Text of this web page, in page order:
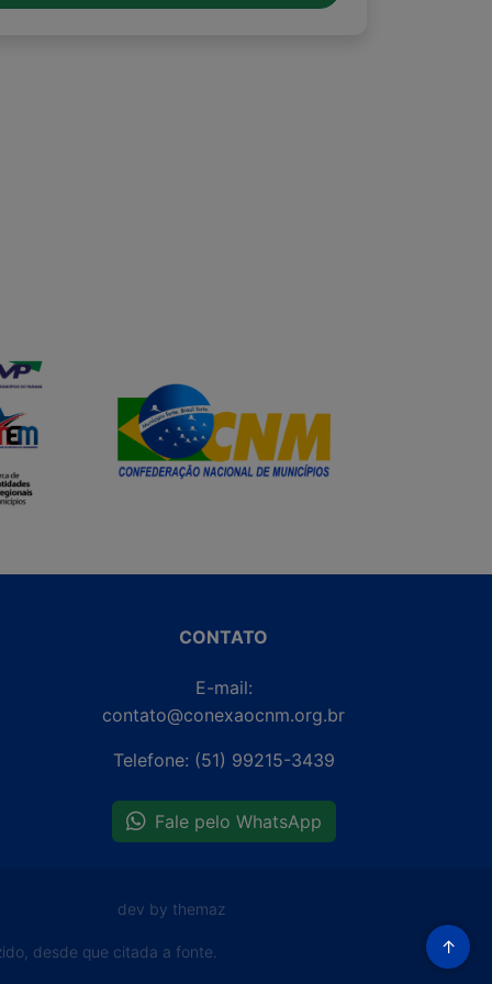
CONTATO
E-mail:
contato@conexaocnm.org.br
Telefone: (51) 99215-3439
Fale pelo WhatsApp
dev by themaz
desde que citada a fonte. ↑